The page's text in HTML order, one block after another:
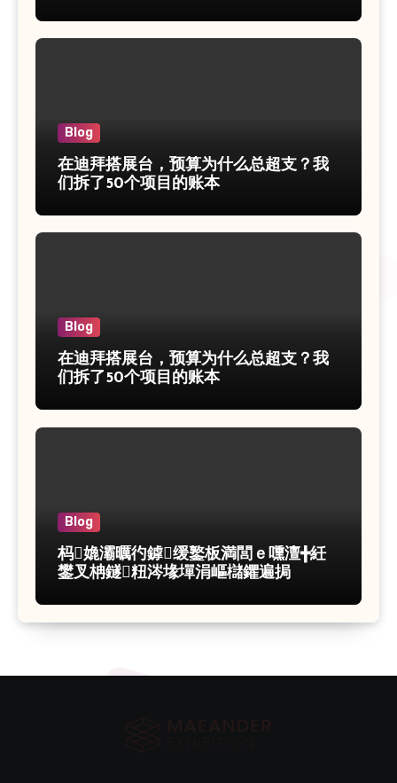
Blog
在迪拜搭展台，预算为什么总超支？我
们拆了50个项目的账本
Blog
在迪拜搭展台，预算为什么总超支？我
们拆了50个项目的账本
Blog
杩嫓灞曞彴鎼缓鐜板満閭ｅ嚑澶╋紝
鐢叉柟鐩粈涔堟墠涓嶇櫧鑺遍挶